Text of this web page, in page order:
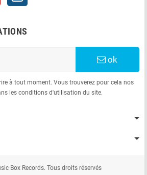
ok
à tout moment. Vous trouverez pour cela nos
les conditions d'utilisation du site.
Box Records. Tous droits réservés